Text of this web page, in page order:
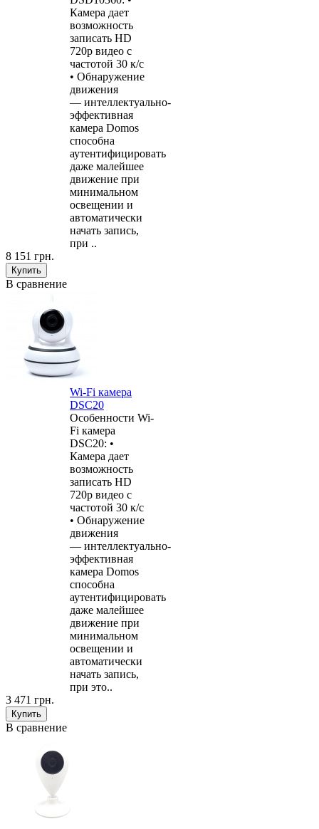
Камера дает
возможность
записать HD
720р видео с
частотой 30 к/с
• Обнаружение
движения
— интеллектуально-
эффективная
камера Domos
способна
аутентифицировать
даже малейшее
движение при
минимальном
освещении и
автоматически
начать запись,
при ..
8 151 грн.
В сравнение
Wi-Fi камера
DSC20
Особенности Wi-
Fi камера
DSC20: •
Камера дает
возможность
записать HD
720р видео с
частотой 30 к/с
• Обнаружение
движения
— интеллектуально-
эффективная
камера Domos
способна
аутентифицировать
даже малейшее
движение при
минимальном
освещении и
автоматически
начать запись,
при это..
3 471 грн.
В сравнение